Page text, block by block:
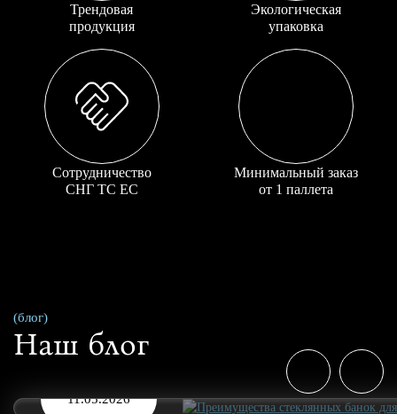
Трендовая
продукция
Экологическая
упаковка
Сотрудничество
СНГ ТС ЕС
Минимальный заказ
от 1 паллета
(блог)
Наш блог
11.05.2026